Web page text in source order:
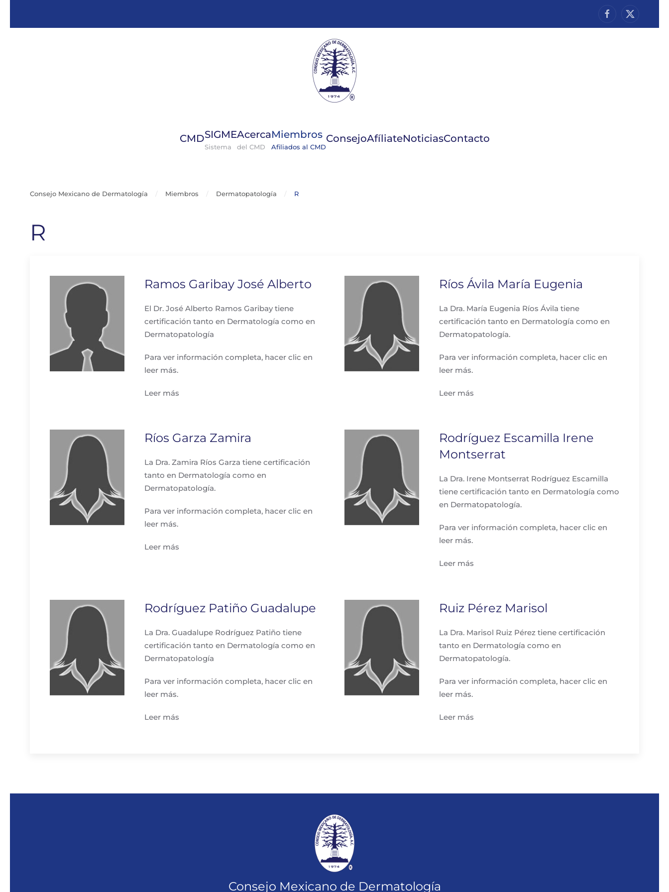
CMDSIGME
Sistema
Acerca
del CMD
Miembros
Afiliados al CMD
ConsejoAfíliateNoticiasContacto
Consejo Mexicano de Dermatología Miembros Dermatopatología R
R
Ramos Garibay José Alberto
El Dr. José Alberto Ramos Garibay tiene
certificación tanto en Dermatología como en
Dermatopatología
Para ver información completa, hacer clic en
leer más.
Leer más
Ríos Ávila María Eugenia
La Dra. María Eugenia Ríos Ávila tiene
certificación tanto en Dermatología como en
Dermatopatología.
Para ver información completa, hacer clic en
leer más.
Leer más
Ríos Garza Zamira
La Dra. Zamira Ríos Garza tiene certificación
tanto en Dermatología como en
Dermatopatología.
Para ver información completa, hacer clic en
leer más.
Leer más
Rodríguez Escamilla Irene
Montserrat
La Dra. Irene Montserrat Rodríguez Escamilla
tiene certificación tanto en Dermatología como
en Dermatopatología.
Para ver información completa, hacer clic en
leer más.
Leer más
Rodríguez Patiño Guadalupe
La Dra. Guadalupe Rodríguez Patiño tiene
certificación tanto en Dermatología como en
Dermatopatología
Para ver información completa, hacer clic en
leer más.
Leer más
Ruiz Pérez Marisol
La Dra. Marisol Ruiz Pérez tiene certificación
tanto en Dermatología como en
Dermatopatología.
Para ver información completa, hacer clic en
leer más.
Leer más
Consejo Mexicano de Dermatología